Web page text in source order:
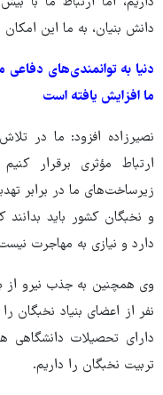
دانش بنیان، به ما این
دنیا به توانمندی‌های
ما افزایش یافته است
نصیرزاده افزود: ما در
ارتباط مؤثری برقرار
زیرساخت‌های ما در برابر
و نخبگان کشور باید
دارد و نیازی به مهاجرت
دارای تحصیلات دانشگاهی
تربیت نخبگان را داریم.